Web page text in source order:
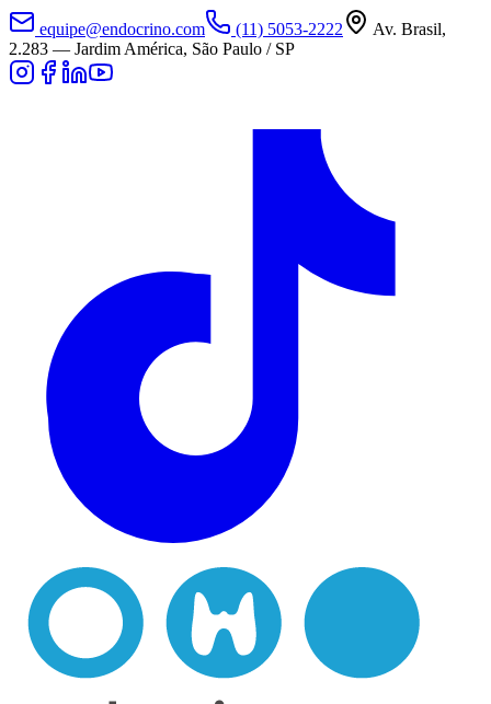
equipe@endocrino.com (11) 5053-2222
Av. Brasil,
2.283 — Jardim América, São Paulo / SP